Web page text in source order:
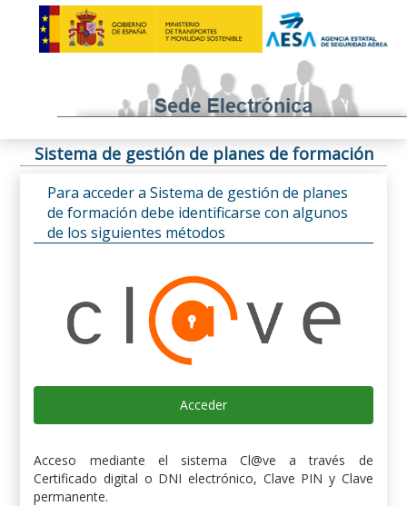
Sistema de gestión de planes de formación
Para acceder a Sistema de gestión de planes
de formación debe identificarse con algunos
de los siguientes métodos
Acceder
Acceso mediante el sistema Cl@ve a través de
Certificado digital o DNI electrónico, Clave PIN y Clave
permanente.